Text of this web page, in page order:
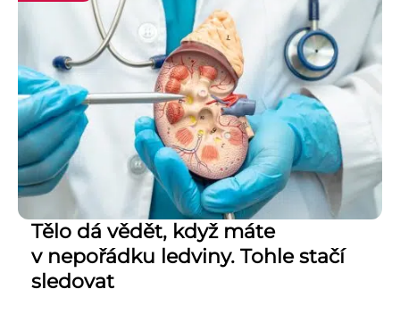
Tělo dá vědět, když máte
v nepořádku ledviny. Tohle stačí
sledovat